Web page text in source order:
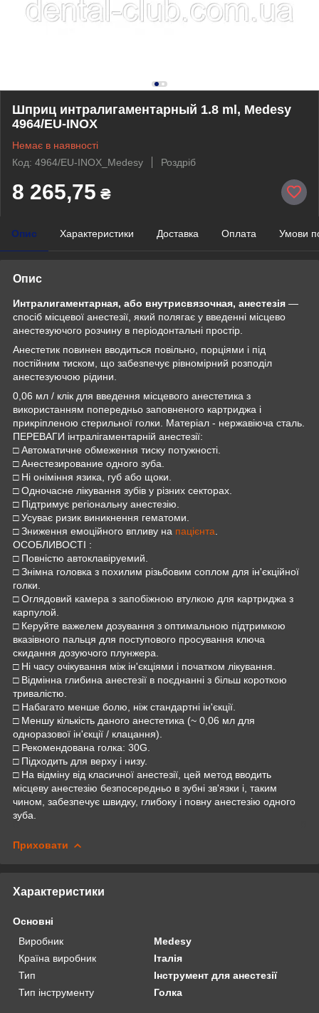
Шприц интралигаментарный 1.8 ml, Medesy
4964/EU-INOX
Немає в наявності
Код: 4964/EU-INOX_Medesy
Роздріб
8 265,75 ₴
Опис Характеристики Доставка Оплата Умови
Опис
Интралигаментарная, або внутрисвязочная, анестезія ―
спосіб місцевої анестезії, який полягає у введенні місцево
анестезуючого розчину в періодонтальні простір.
Анестетик повинен вводиться повільно, порціями і під
постійним тиском, що забезпечує рівномірний розподіл
анестезуючою рідини.
0,06 мл / клік для введення місцевого анестетика з
використанням попередньо заповненого картриджа і
прикріпленою стерильної голки. Матеріал - нержавіюча сталь.
ПЕРЕВАГИ інтралігаментарній анестезії:
□ Автоматичне обмеження тиску потужності.
□ Анестезирование одного зуба.
□ Ні оніміння язика, губ або щоки.
□ Одночасне лікування зубів у різних секторах.
□ Підтримує регіональну анестезію.
□ Усуває ризик виникнення гематоми.
□ Зниження емоційного впливу на пацієнта
ОСОБЛИВОСТІ :
□ Повністю автоклавіруемий.
□ Знімна головка з похилим різьбовим соплом для ін'єкційної
голки.
□ Оглядовий камера з запобіжною втулкою для картриджа з
карпулой.
□ Керуйте важелем дозування з оптимальною підтримкою
вказівного пальця для поступового просування ключа
скидання дозуючого плунжера.
□ Ні часу очікування між ін'єкціями і початком лікування.
□ Відмінна глибина анестезії в поєднанні з більш короткою
тривалістю.
□ Набагато менше болю, ніж стандартні ін'єкції.
□ Меншу кількість даного анестетика (~ 0,06 мл для
одноразової ін'єкції / клацання).
□ Рекомендована голка: 30G.
□ Підходить для верху і низу.
□ На відміну від класичної анестезії, цей метод вводить
місцеву анестезію безпосередньо в зубні зв'язки і, таким
чином, забезпечує швидку, глибоку і повну анестезію одного
зуба.
Приховати
Характеристики
Основні
Виробник
Medesy
Країна виробник
Італія
Тип
Інструмент для анестезії
Тип інструменту
Голка